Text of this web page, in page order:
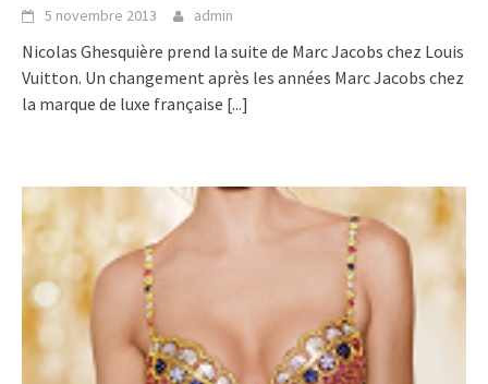
5 novembre 2013 admin
Nicolas Ghesquière prend la suite de Marc Jacobs chez Louis
Vuitton. Un changement après les années Marc Jacobs chez
la marque de luxe française [...]